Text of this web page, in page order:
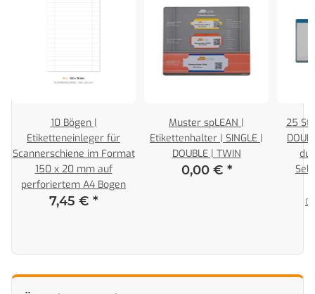
10 Bögen |
Etiketteneinleger für
Scannerschiene im Format
150 x 20 mm auf
perforiertem A4 Bogen
7,45 € *
Muster spLEAN |
Etikettenhalter | SINGLE |
DOUBLE | TWIN
0,00 € *
25